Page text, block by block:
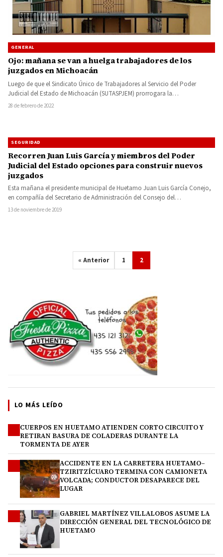
GENERAL
Ojo: mañana se van a huelga trabajadores de los
juzgados en Michoacán
Luego de que el Sindicato Único de Trabajadores al Servicio del Poder
Judicial del Estado de Michoacán (SUTASPJEM) prorrogara la…
28 de febrero de 2022
SEGURIDAD
Recorren Juan Luis García y miembros del Poder
Judicial del Estado opciones para construir nuevos
juzgados
Esta mañana el presidente municipal de Huetamo Juan Luis García Conejo,
en compañía del Secretario de Administración del Consejo del…
13 de noviembre de 2019
« Anterior 1 2
LO MÁS LEÍDO
CUERPOS EN HUETAMO ATIENDEN CORTO CIRCUITO Y
RETIRAN BASURA DE COLADERAS DURANTE LA
TORMENTA DE AYER
ACCIDENTE EN LA CARRETERA HUETAMO–
TZIRITZÍCUARO TERMINA CON CAMIONETA
VOLCADA; CONDUCTOR DESAPARECE DEL
LUGAR
GABRIEL MARTÍNEZ VILLALOBOS ASUME LA
DIRECCIÓN GENERAL DEL TECNOLÓGICO DE
HUETAMO